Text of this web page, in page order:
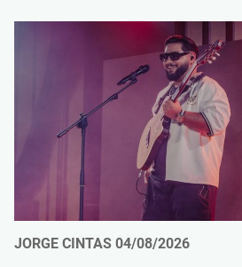
JORGE CINTAS 04/08/2026